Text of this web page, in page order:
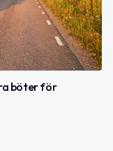
böter för